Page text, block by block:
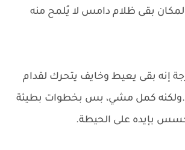
بقى ظلام دامس لا يُلمح منه
إنه بقى يعيط وخايف يتحرك لقدام
كمل مشي، بس بخطوات بطيئة
بإيده على الحيطة.